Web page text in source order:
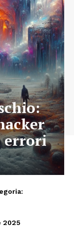
errori
2025